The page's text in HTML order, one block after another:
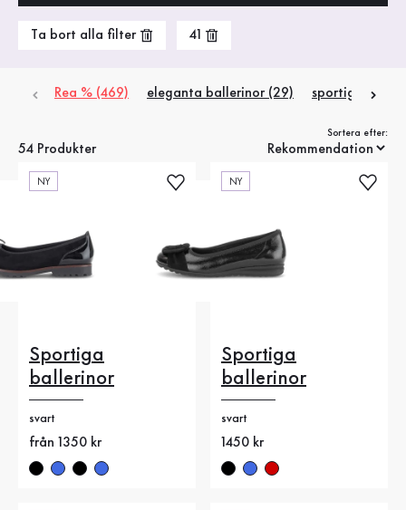
Ta bort alla filter 41
Rea % (469) eleganta ballerinor (29) sportiga
54 Produkter
Sortera efter:
NY
Sportiga
ballerinor
svart
Nytt pris
från 1350 kr
NY
Sportiga
ballerinor
svart
Nytt pris
1450 kr